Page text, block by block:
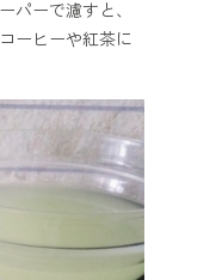
パーで濾すと、
ーヒーや紅茶に